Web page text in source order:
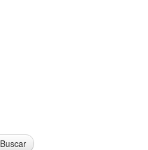
Buscar